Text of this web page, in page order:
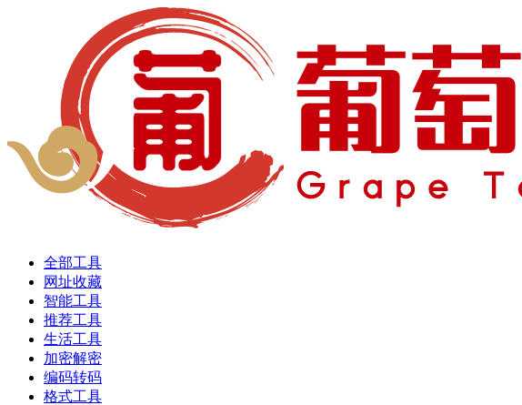
全部工具
网址收藏
智能工具
推荐工具
生活工具
加密解密
编码转码
格式工具